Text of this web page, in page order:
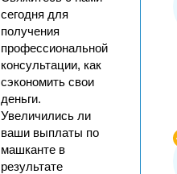
сегодня для
получения
профессиональной
консультации, как
сэкономить свои
деньги.
Увеличились ли
ваши выплаты по
машканте в
результате